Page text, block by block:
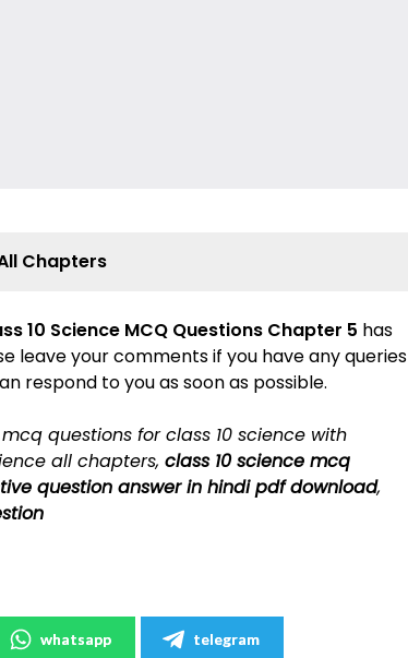
Chapters
10 Science MCQ Questions Chapter 5 has
leave your comments if you have any queries
respond to you as soon as possible.
mcq questions for class 10 science with
all chapters, class 10 science mcq
question answer in hindi pdf download,
whatsapp telegram